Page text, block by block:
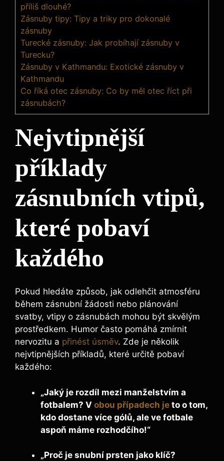
příliš dlouhé?
Zásnuby tipy: Tipy a triky pro dokonalé
zásnuby
Turecké zásnuby: Jak probíhají zásnuby v
Turecku?
Zásnuby v Kathmandu: Exotické zásnuby v
Kathmandu
Co říká otec zásnuby: Co by měl otec říct při
zásnubách?
Nejvtipnější
příklady
zásnubních vtipů,
které pobaví
každého
Pokud hledáte způsob, jak odlehčit atmosféru
během zásnubní žádosti nebo plánování
svatby, vtipy o zásnubách mohou být skvělým
prostředkem. Humor často pomáhá zmírnit
nervozitu a přinést úsměv. Zde je několik
nejvtipnějších příkladů, které určitě pobaví
každého:
„Jaký je rozdíl mezi manželstvím a
fotbalem? V obou případech je to o tom,
kdo dostane více gólů, ale ve fotbale
aspoň máme rozhodčího!“
„Proč je snubní prsten jako klíč?